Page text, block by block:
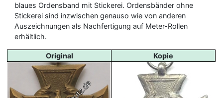
blaues Ordensband mit Stickerei. Ordensbänder ohne
Stickerei sind inzwischen genauso wie von anderen
Auszeichnungen als Nachfertigung auf Meter-Rollen
erhältlich.
Original Kopie